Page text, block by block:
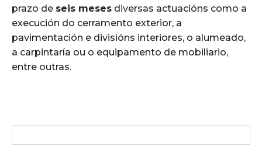
prazo de seis meses diversas actuacións como a
execución do cerramento exterior, a
pavimentación e divisións interiores, o alumeado,
a carpintaría ou o equipamento de mobiliario,
entre outras.